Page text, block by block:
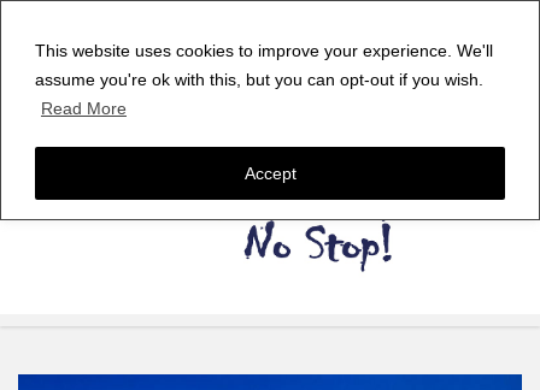
This website uses cookies to improve your experience. We'll
assume you're ok with this, but you can opt-out if you wish.
Read More
Accept